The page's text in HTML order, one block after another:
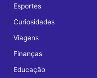
Esportes
Curiosidades
Viagens
Finanças
Educação